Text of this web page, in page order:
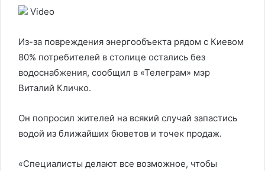
Video
Из-за повреждения энергообъекта рядом с Киевом
80% потребителей в столице остались без
водоснабжения, сообщил в «Телеграм» мэр
Виталий Кличко.
Он попросил жителей на всякий случай запастись
водой из ближайших бюветов и точек продаж.
«Специалисты делают все возможное, чтобы